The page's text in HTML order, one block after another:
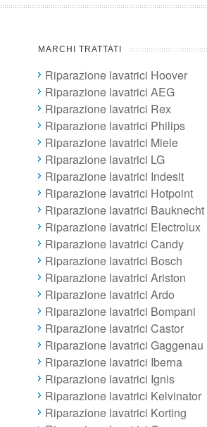
MARCHI TRATTATI
Riparazione lavatrici Hoover
Riparazione lavatrici AEG
Riparazione lavatrici Rex
Riparazione lavatrici Philips
Riparazione lavatrici Miele
Riparazione lavatrici LG
Riparazione lavatrici Indesit
Riparazione lavatrici Hotpoint
Riparazione lavatrici Bauknecht
Riparazione lavatrici Electrolux
Riparazione lavatrici Candy
Riparazione lavatrici Bosch
Riparazione lavatrici Ariston
Riparazione lavatrici Ardo
Riparazione lavatrici Bompani
Riparazione lavatrici Castor
Riparazione lavatrici Gaggenau
Riparazione lavatrici Iberna
Riparazione lavatrici Ignis
Riparazione lavatrici Kelvinator
Riparazione lavatrici Korting